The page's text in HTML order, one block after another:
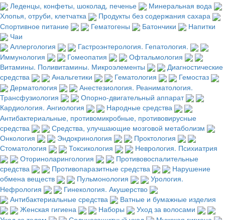
Леденцы, конфеты, шоколад, печенье
Минеральная вода
Хлопья, отруби, клетчатка
Продукты без содержания сахара
Спортивное питание
Гематогены Батончики
Напитки
Чаи
Аллергология
Гастроэнтерология. Гепатология.
Иммунология
Гомеопатия
Офтальмология
Витамины. Поливитамины. Микроэлементы
Диагностические
средства
Анальгетики Гематология
Гемостаз
Дерматология
Анестезиология. Реаниматология.
Трансфузиология
Опорно-двигательный аппарат
Кардиология. Ангиология
Народные средства
Антибактериальные, противомикробные, противовирусные
средства
Средства, улучшающие мозговой метаболизм
Онкология
Эндокринология
Проктология
Стоматология
Токсикология
Неврология. Психиатрия
Оториноларингология
Противовоспалительные
средства
Противопаразитные средства
Нарушение
обмена веществ
Пульмонология
Урология.
Нефрология
Гинекология. Акушерство
Антибактериальные средства
Ватные и бумажные изделия
Женская гигиена
Наборы
Уход за волосами